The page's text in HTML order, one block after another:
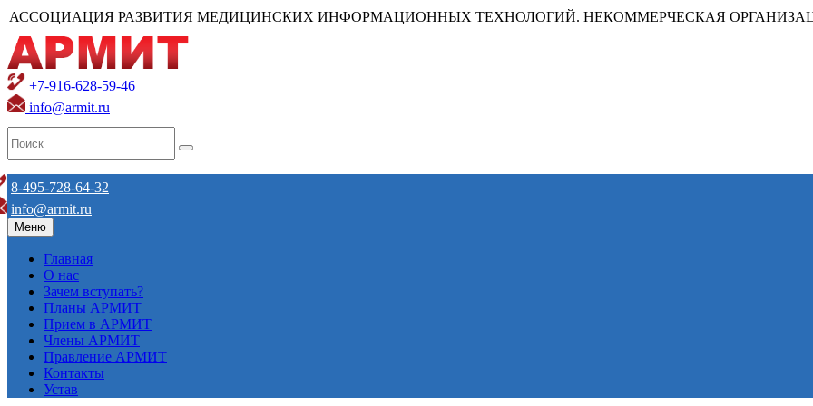
АССОЦИАЦИЯ РАЗВИТИЯ МЕДИЦИНСКИХ ИНФОРМАЦИОННЫХ ТЕХНОЛОГИЙ. НЕКОММЕРЧЕСКАЯ
+7-916-628-59-46
info@armit.ru
8-495-728-64-32
info@armit.ru
Меню
Главная
О нас
Зачем вступать?
Планы АРМИТ
Прием в АРМИТ
Члены АРМИТ
Правление АРМИТ
Контакты
Устав